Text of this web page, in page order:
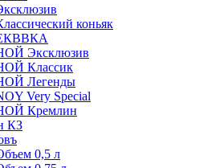
коньяк
Эксклюзив
Классик
Легенды
Very Speсial
Кремлин
КЗ
0,5 л